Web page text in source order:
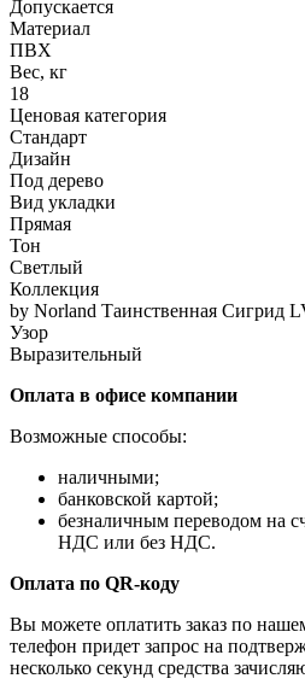
Допускается
Материал
ПВХ
Вес, кг
18
Ценовая категория
Стандарт
Дизайн
Под дерево
Вид укладки
Прямая
Тон
Светлый
Коллекция
by Norland Таинственная Сигрид
Узор
Выразительный
Оплата в офисе компании
Возможные способы:
наличными;
банковской картой;
безналичным переводом на
НДС или без НДС.
Оплата по QR-коду
Вы можете оплатить заказ по
телефон придет запрос на
несколько секунд средства